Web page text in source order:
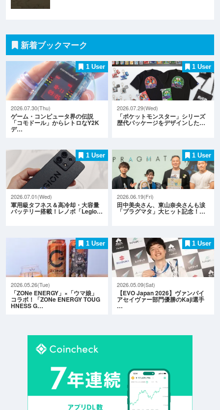
新着ブックマーク
1 User
2026.07.30(Thu)
ゲーム・コンピュータ界の伝説
「コモドール」からレトロなY2K
デ…
1 User
2026.07.29(Wed)
「ポケットモンスター」シリーズ
歴代パッケージをデザインした…
1 User
2026.07.01(Wed)
軍用級タフネス＆高冷却・大容量
バッテリー搭載！レノボ「Legio…
1 User
2026.06.19(Fri)
田中美央さん、東山奈央さんも涙
「プラグマタ」大ヒット記念！…
1 User
2026.05.26(Tue)
「ZONe ENERGY」×「ウマ娘」
コラボ！「ZONe ENERGY TOUG
HNESS G…
1 User
2026.05.09(Sat)
【EVO Japan 2026】ヴァンパイ
アセイヴァー部門優勝のKaji選手
…